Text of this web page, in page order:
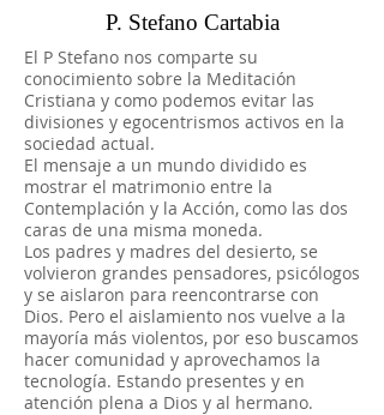
P. Stefano Cartabia
El P Stefano nos comparte su
conocimiento sobre la Meditación
Cristiana y como podemos evitar las
divisiones y egocentrismos activos en la
sociedad actual.
El mensaje a un mundo dividido es
mostrar el matrimonio entre la
Contemplación y la Acción, como las dos
caras de una misma moneda.
Los padres y madres del desierto, se
volvieron grandes pensadores, psicólogos
y se aislaron para reencontrarse con
Dios. Pero el aislamiento nos vuelve a la
mayoría más violentos, por eso buscamos
hacer comunidad y aprovechamos la
tecnología. Estando presentes y en
atención plena a Dios y al hermano.